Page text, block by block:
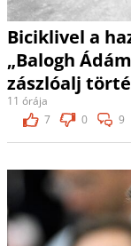
Biciklivel a
„Balogh
zászlóalj
11 órája
7
0 9